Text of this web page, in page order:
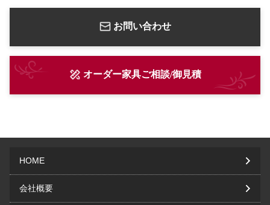
お問い合わせ
オーダー家具ご相談/御見積
HOME
会社概要